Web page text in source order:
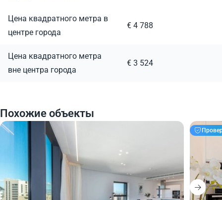
Цена квадратного метра в
центре города
€ 4 788
Цена квадратного метра
вне центра города
€ 3 524
Похожие объекты